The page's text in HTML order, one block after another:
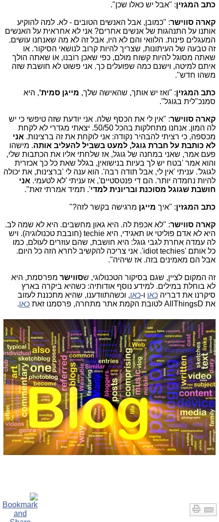
כתב המגזין: "אבל יש כאלו שכן".
קארה סווישר: "כמובן, אבל האנשים הטובים - לא. למה להוקיע
אותנו על התנהגות של אנשים אחרים? אני לא אחראית על האנשים
המעגלים פינות. הלוואי והם לא היו, אבל זה לא מה שאנחנו עושים.
זה טבעה של העיתונות, שצריך להיות קרוב לנושאי הסיקור. או
שאתה מסוגל להיות קשוח מולם, כפי שאכן רובנו, או שאתה הולך
איתם למיטה, וישנם כמה שפועלים כך. אני פשוט לא חושבת שזה
משהו חדש".
כתב המגזין: "ואז יש אותך, שהאישה שלך, מייגן סמית', היא
סמנכ"לית בגוגל".
קארה סווישר: "אין לי את הכסף שלה. אני יודעת שזה טיפשי כי יש
לה המון. אנחנו מתחלקות בהכל 50/50. יצאתי מגדרי לא לקחת
מכספה, כי רציתי להבהיר נקודה: אני לוקחת את זה ברצינות. אני
לא כותבת על חברת גוגל, למעט בשביל להעליב אותה. מישהו
פעם אמר, שאני במחנה של גוגל, אז שלחתי אליו את הכתבות שלי,
והוא אמר 'בטח יש לך בעיות בנישואין, בגלל שאת כל כך אכזרית
לגוגל'. עניתי 'אין לי, אבל תודה רבה'. הוא ענה לי 'ברצינות, את יכולה
להיות נחמדה יותר. הם די פנטסטיים', אז עניתי 'לא לטעמי. אני
חושבת שגוגל מסוכנת ובריונית למדי'. תמיד אמרתי זאת".
כתב המגזין: "איך מייגן מרגישה בקשר לזה?"
קארה סווישר: "לא אכפת לה. היא גאון מחשבים. היא לא שמה לב.
היא לא אדם פוליטי או תאגידי, היא techie (חובבת טכנולוגיה). ויש
לה עמדה אחרת לגבי גוגל: היא חושבת, שהם עוזרים לעולם, כמו
כל אותם 'idiot techies'. אני צריכה להקשיב לחרא הזה כל היום.
אבל הם מאמינים בזה. אז שיהיה".
זה המקום לציין, שגם בסיקור הטכנולוגי, שסווישר מפרסמת, היא
לא בוחלת במילים. למידע נוסף אודותיה: כשהיא ביקרה בארץ
סיקרנו את דבריה כאן ו-כאן, וכשהתוודענו, שהיא מתכננת לעזוב
את AllThingsD לטובת הקמת אתר מתחרה, פרסמנו זאת כאן.